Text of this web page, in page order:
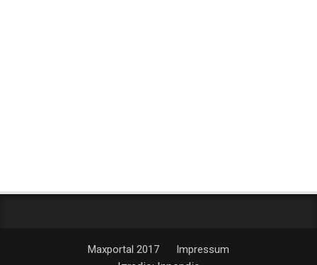
Maxportal 2017 Impressum